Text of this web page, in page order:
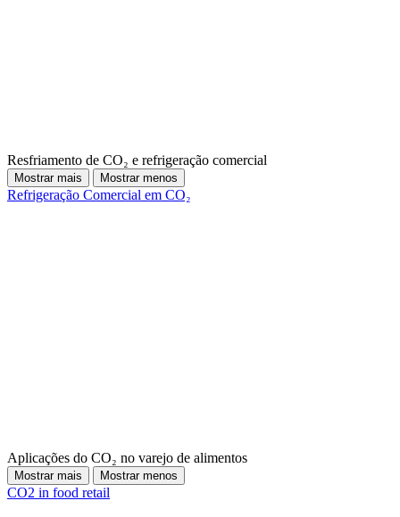
Resfriamento de CO₂ e refrigeração comercial
Mostrar mais Mostrar menos
Refrigeração Comercial em CO₂
Aplicações do CO₂ no varejo de alimentos
Mostrar mais Mostrar menos
CO2 in food retail